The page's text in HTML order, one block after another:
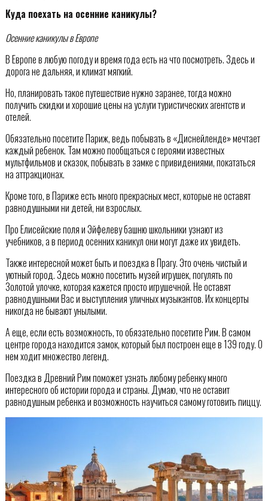
Куда поехать на осенние каникулы?
Осенние каникулы в Европе
В Европе в любую погоду и время года есть на что посмотреть. Здесь и
дорога не дальняя, и климат мягкий.
Но, планировать такое путешествие нужно заранее, тогда можно
получить скидки и хорошие цены на услуги туристических агентств и
отелей.
Обязательно посетите Париж, ведь побывать в «Диснейленде» мечтает
каждый ребенок. Там можно пообщаться с героями известных
мультфильмов и сказок, побывать в замке с привидениями, покататься
на аттракционах.
Кроме того, в Париже есть много прекрасных мест, которые не оставят
равнодушными ни детей, ни взрослых.
Про Елисейские поля и Эйфелеву башню школьники узнают из
учебников, а в период осенних каникул они могут даже их увидеть.
Также интересной может быть и поездка в Прагу. Это очень чистый и
уютный город. Здесь можно посетить музей игрушек, погулять по
Золотой улочке, которая кажется просто игрушечной. Не оставят
равнодушными Вас и выступления уличных музыкантов. Их концерты
никогда не бывают унылыми.
А еще, если есть возможность, то обязательно посетите Рим. В самом
центре города находится замок, который был построен еще в 139 году. О
нем ходит множество легенд.
Поездка в Древний Рим поможет узнать любому ребенку много
интересного об истории города и страны. Думаю, что не оставит
равнодушным ребенка и возможность научиться самому готовить пиццу.